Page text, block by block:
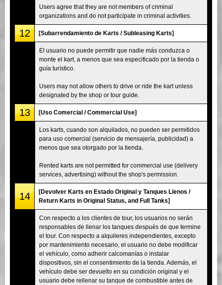
Users agree that they are not members of criminal
organizations and do not participate in criminal activities.
12 [Subarrendamiento de Karts / Subleasing Karts]
El usuario no puede permitir que nadie más conduzca o
monte el kart, a menos que sea especificado por la tienda o
guía turístico.
Users may not allow others to drive or ride the kart unless
designated by the shop or tour guide.
13 [Uso Comercial / Commercial Use]
Los karts, cuando son alquilados, no pueden ser permitidos
para uso comercial (servicio de mensajería, publicidad) a
menos que sea otorgado por la tienda.
Rented karts are not permitted for commercial use (delivery
services, advertising) without the shop's permission.
14
[Devolver Karts en Estado Original y Tanques Llenos /
Return Karts in Original Status, and Full Tanks]
Con respecto a los clientes de tour, los usuarios no serán
responsables de llenar los tanques después de que termine
el tour. Con respecto a alquileres independientes, excepto
por mantenimiento necesario, el usuario no debe modificar
el vehículo, como adherir calcomanías o instalar
dispositivos, sin el consentimiento de la tienda. Además, el
vehículo debe ser devuelto en su condición original y el
usuario debe rellenar su tanque de combustible antes de